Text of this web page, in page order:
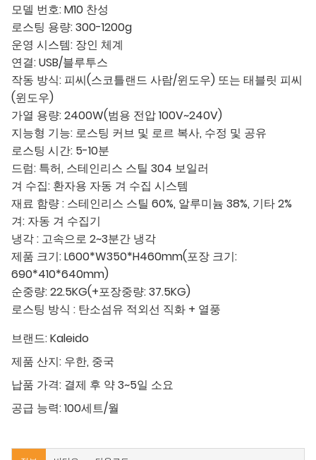
모델 번호: M10 찬성
로스팅 용량: 300-1200g
운영 시스템: 장인 체계
연결: USB/블루투스
작동 방식: 피씨(스코틀랜드 사람/윈도우) 또는 태블릿 피씨
(윈도우)
가열 용량: 2400W(범용 전압 100V~240V)
지능형 기능: 로스팅 커브 및 로르 복사, 수정 및 공유
로스팅 시간: 5-10분
드럼: 특허, 스테인리스 스틸 304 보일러
겨 수집: 환자용 자동 겨 수집 시스템
재료 함량 : 스테인리스 스틸 60%, 알루미늄 38%, 기타 2%
겨: 자동 겨 수집기
냉각 : 고속으로 2~3분간 냉각
제품 크기: L600*W350*H460mm(포장 크기:
690*410*640mm)
순중량: 22.5KG(+포장중량: 37.5KG)
로스팅 방식 : 탄소섬유 적외선 직화 + 열풍
브랜드:Kaleido
제품 산지: 우한, 중국
납품 가격: 결제 후 약 3~5일 소요
공급 능력:100세트/월